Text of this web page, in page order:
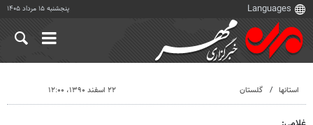
پنجشنبه ۱۵ مرداد ۱۴۰۵
استانها گلستان ۲۲ اسفند ۱۳۹۰، ۱۲:۰۰